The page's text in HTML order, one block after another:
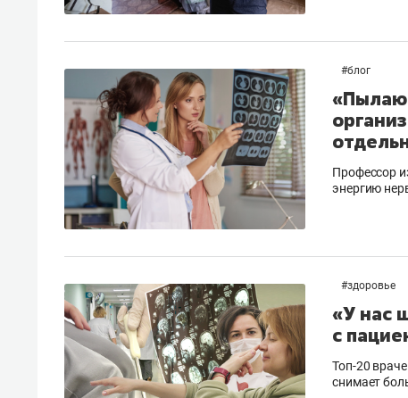
#блог
​​​​​​​Профессор
энергию
#здоровье
«У нас
с
Топ-20
снимает